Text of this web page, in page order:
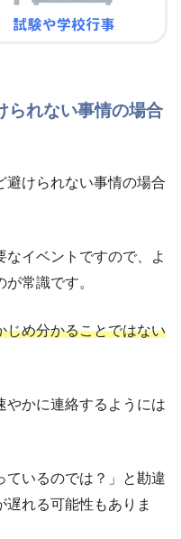
られない事情の場合
避けられない事情の場合
イベントですので、よ
常識です。
じめ分かることではない
やかに連絡するようには
ているのでは？」と勘違
れる可能性もありま